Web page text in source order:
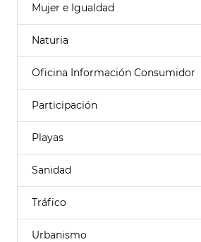
Mujer e Igualdad
Naturia
Oficina Información Consumidor
Participación
Playas
Sanidad
Tráfico
Urbanismo